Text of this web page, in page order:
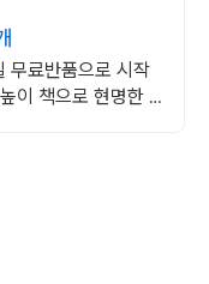
무료반품으로 시작
이 책으로 현명한 선